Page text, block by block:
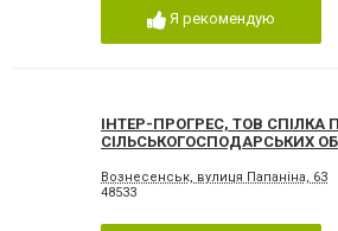
Я рекомендую
ІНТЕР-ПРОГРЕС, ТОВ СПІЛКА
СІЛЬСЬКОГОСПОДАРСЬКИХ
Вознесенськ, вулиця Папаніна, 63
48533